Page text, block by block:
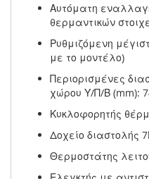
Αυτόματη
θερμαντικών
Ρυθμιζόμενη
με το μοντέλο)
Περιορισμένες
χώρου Υ/Π/Β (mm):
Κυκλοφορητής
Δοχείο διαστολής
Θερμοστάτης